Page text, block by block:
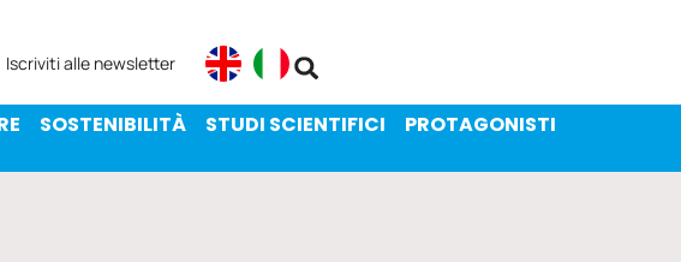
Iscriviti alle newsletter
SOSTENIBILITÀ STUDI SCIENTIFICI
PROTAGONISTI